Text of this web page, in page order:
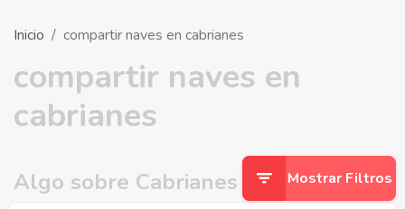
Inicio compartir naves en cabrianes
compartir naves en
cabrianes
Mostrar Filtros
Algo sobre Cabrianes